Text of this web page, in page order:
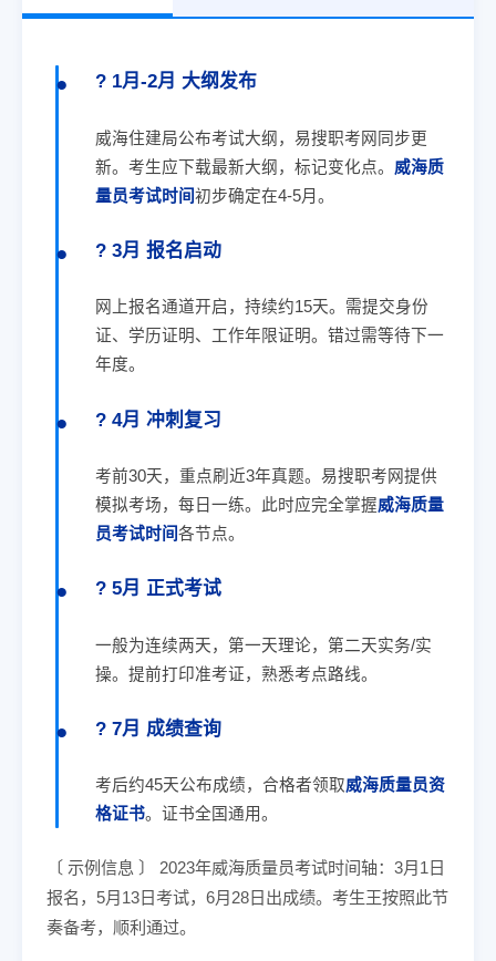
? 1月-2月 大纲发布
威海住建局公布考试大纲，易搜职考网同步更
新。考生应下载最新大纲，标记变化点。 威海质
量员考试时间 初步确定在4-5月。
? 3月 报名启动
网上报名通道开启，持续约15天。需提交身份
证、学历证明、工作年限证明。错过需等待下一
年度。
? 4月 冲刺复习
考前30天，重点刷近3年真题。易搜职考网提供
模拟考场，每日一练。此时应完全掌握威海质量
员考试时间 各节点。
? 5月 正式考试
一般为连续两天，第一天理论，第二天实务/实
操。提前打印准考证，熟悉考点路线。
? 7月 成绩查询
考后约45天公布成绩，合格者领取威海质量员资
格证书。证书全国通用。
〔 示例信息 〕 2023年威海质量员考试时间轴：3月1日
报名，5月13日考试，6月28日出成绩。考生王按照此节
奏备考，顺利通过。